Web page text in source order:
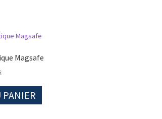
Magsafe
PANIER